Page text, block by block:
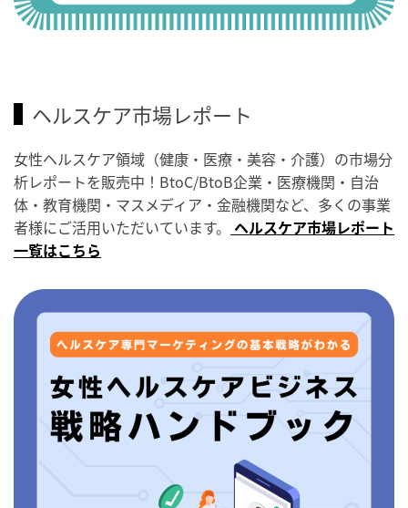
ヘルスケア市場レポート
女性ヘルスケア領域（健康・医療・美容・介護）の市場分
析レポートを販売中！BtoC/BtoB企業・医療機関・自治
体・教育機関・マスメディア・金融機関など、多くの事業
者様にご活用いただいています。 ヘルスケア市場レポート
一覧はこちら